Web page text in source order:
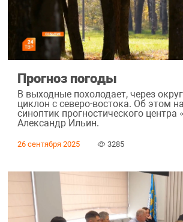
Прогноз погоды
В выходные похолодает, через
циклон с северо-востока. Об этом
синоптик прогностического центра
Александр Ильин.
26 сентября 2025 3285